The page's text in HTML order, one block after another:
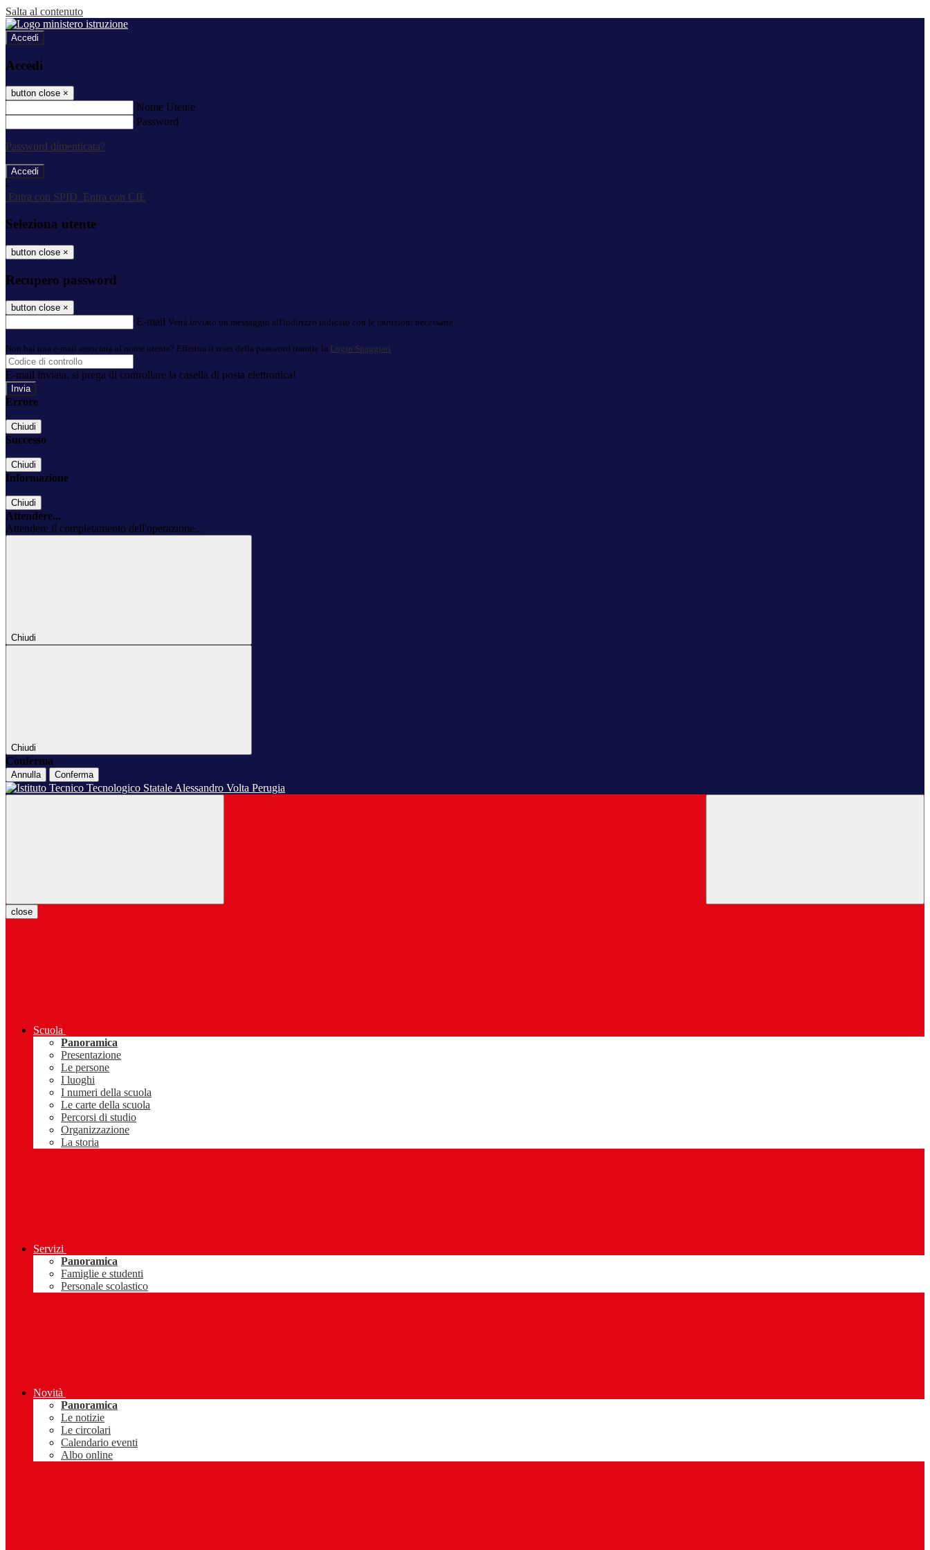
Salta al contenuto
Accedi
Accedi
button close ×
Nome Utente
Password
Password dimenticata?
-
Entra con SPID
Entra con CIE
Seleziona utente
button close ×
Recupero password
button close ×
E-mail Verrà inviato un messaggio all'indirizzo indicato con le istruzioni necessarie.
Non hai una e-mail associata al nome utente? Effettua il reset della password tramite la Login Spaggiari
E-mail inviata, si prega di controllare la casella di posta elettronica!
Errore
Chiudi
Successo
Chiudi
Informazione
Chiudi
Attendere...
Attendere il completamento dell'operazione...
Chiudi
Chiudi
Conferma
Annulla Conferma
close
Scuola
Panoramica
Presentazione
Le persone
I luoghi
I numeri della scuola
Le carte della scuola
Percorsi di studio
Organizzazione
La storia
Servizi
Panoramica
Famiglie e studenti
Personale scolastico
Novità
Panoramica
Le notizie
Le circolari
Calendario eventi
Albo online